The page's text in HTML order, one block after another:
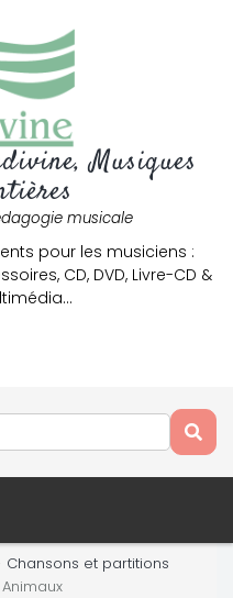
Musiques
musicale
pour les musiciens :
CD, DVD, Livre-CD &
Chansons et partitions
Animaux